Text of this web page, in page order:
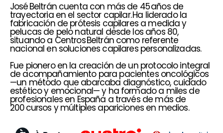
José Beltrán cuenta con más de 45 años de
trayectoria en el sector capilar. Ha liderado la
fabricación de prótesis capilares a medida y
pelucas de pelo natural desde los años 80,
situando a Centros Beltrán como referente
nacional en soluciones capilares personalizadas.
Fue pionero en la creación de un protocolo integral
de acompañamiento para pacientes oncológicos
—un método que abarcaba diagnóstico, cuidado
estético y emocional— y ha formado a miles de
profesionales en España a través de más de
200 cursos y múltiples apariciones en medios.